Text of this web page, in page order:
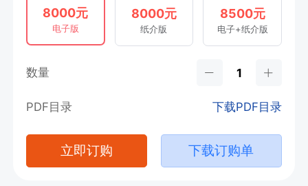
8000元
电子版
8000元
纸介版
8500元
电子+纸介版
数量
PDF目录 下载PDF目录
立即订购 下载订购单